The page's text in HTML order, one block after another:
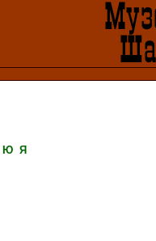
Ю Я